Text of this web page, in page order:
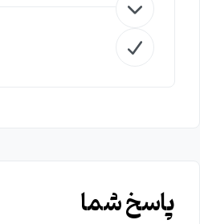
پاسخ شما